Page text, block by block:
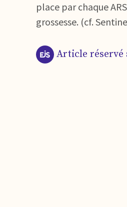
place par chaque
grossesse. (cf.
Article réservé